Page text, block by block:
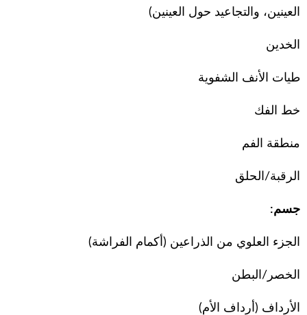
العينين، والتجاعيد حول العينين)
الخدين
طيات الأنف الشفوية
خط الفك
منطقة الفم
الرقبة/الحلق
جسم:
الجزء العلوي من الذراعين (أكمام الفراشة)
الخصر/البطن
الأرداف (أرداف الأم)